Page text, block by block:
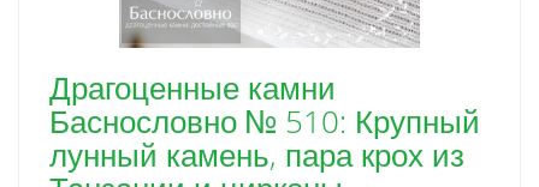
Драгоценные камни
Баснословно № 510: Крупный
лунный камень, пара крох из